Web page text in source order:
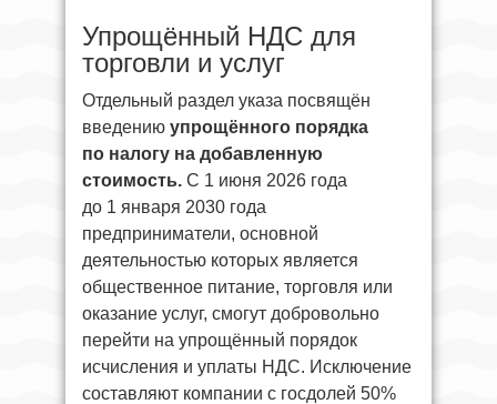
Упрощённый НДС для
торговли и услуг
Отдельный раздел указа посвящён
введению упрощённого порядка
по налогу на добавленную
стоимость. С 1 июня 2026 года
до 1 января 2030 года
предприниматели, основной
деятельностью которых является
общественное питание, торговля или
оказание услуг, смогут добровольно
перейти на упрощённый порядок
исчисления и уплаты НДС. Исключение
составляют компании с госдолей 50%